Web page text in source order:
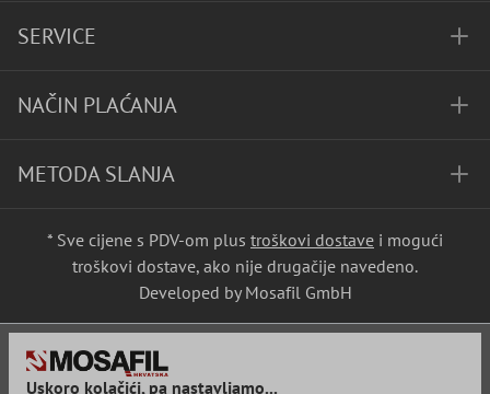
SERVICE
NAČIN PLAĆANJA
METODA SLANJA
* Sve cijene s PDV-om plus troškovi dostave i mogući
troškovi dostave, ako nije drugačije navedeno.
Developed by Mosafil GmbH
Uskoro kolačići, pa nastavljamo...